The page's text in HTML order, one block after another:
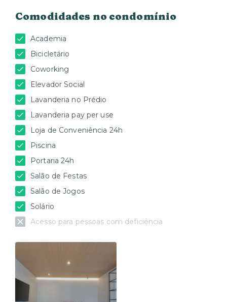
Comodidades no condomínio
Academia
Bicicletário
Coworking
Elevador Social
Lavanderia no Prédio
Lavanderia pay per use
Loja de Conveniência 24h
Piscina
Portaria 24h
Salão de Festas
Salão de Jogos
Solário
Acesso para pessoas com deficiência